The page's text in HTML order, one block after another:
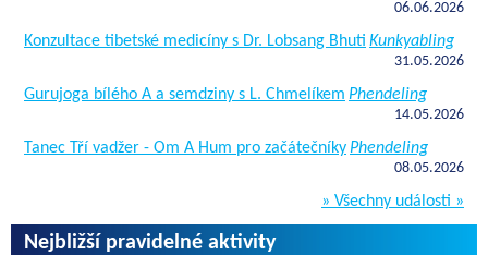
06.06.2026
Konzultace tibetské medicíny s Dr. Lobsang Bhuti Kunkyabling
31.05.2026
Gurujoga bílého A a semdziny s L. Chmelíkem Phendeling
14.05.2026
Tanec Tří vadžer - Om A Hum pro začátečníkyPhendeling
08.05.2026
» Všechny události »
Nejbližší pravidelné aktivity